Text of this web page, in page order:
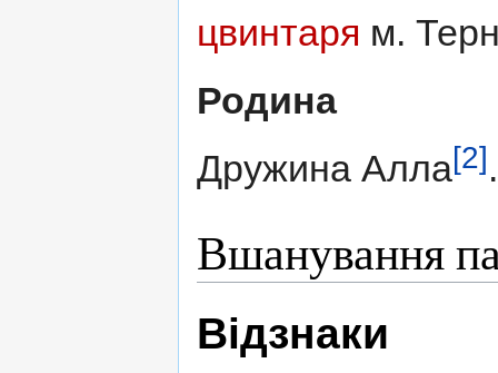
цвинтаря м.
Родина
Дружина Алла[2].
Вшанування
Відзнаки